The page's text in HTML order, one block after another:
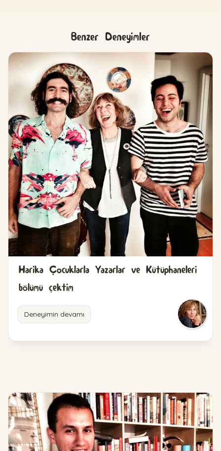
Benzer Deneyimler
Harika Çocuklarla Yazarlar ve Kütüphaneleri
bölümü çektim
Deneyimin devamı